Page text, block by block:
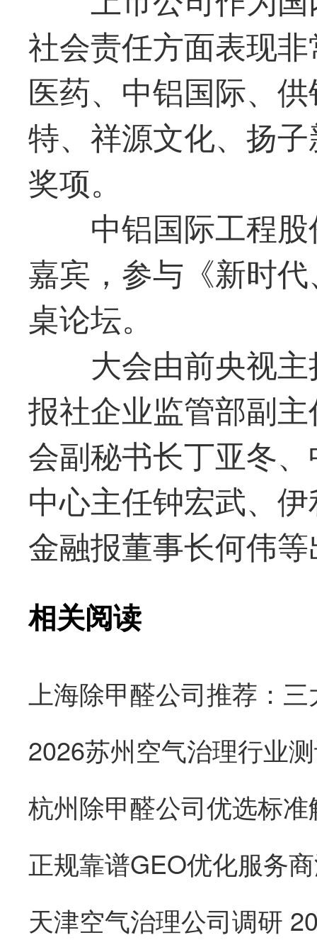
社会责任方面表现
医药、中铝国际、
特、祥源文化、扬
奖项。
中铝国际工程股
嘉宾，参与《新时
桌论坛。
大会由前央视主
报社企业监管部副
会副秘书长丁亚冬
中心主任钟宏武、
金融报董事长何伟
相关阅读
杭州除甲醛公司优选标